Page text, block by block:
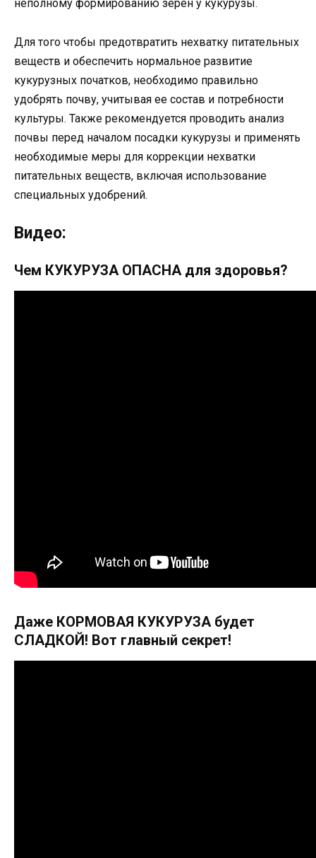
неполному формированию зерен у кукурузы.
Для того чтобы предотвратить нехватку питательных
веществ и обеспечить нормальное развитие
кукурузных початков, необходимо правильно
удобрять почву, учитывая ее состав и потребности
культуры. Также рекомендуется проводить анализ
почвы перед началом посадки кукурузы и применять
необходимые меры для коррекции нехватки
питательных веществ, включая использование
специальных удобрений.
Видео:
Чем КУКУРУЗА ОПАСНА для здоровья?
Даже КОРМОВАЯ КУКУРУЗА будет
СЛАДКОЙ! Вот главный секрет!